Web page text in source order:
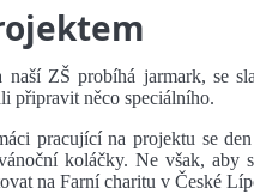
ZŠ probíhá jarmark, se
připravit něco speciálního.
pracující na projektu se
koláčky. Ne však,
na Farní charitu v České